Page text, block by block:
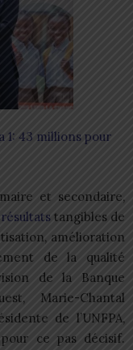
1: 43 millions pour
et secondaire,
résultatstangibles de
amélioration
de la qualité
de la Banque
Marie-Chantal
de l’UNFPA,
ce pas décisif.